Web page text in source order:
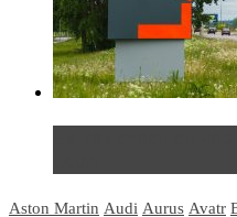
Aston Martin Audi Aurus Avatr